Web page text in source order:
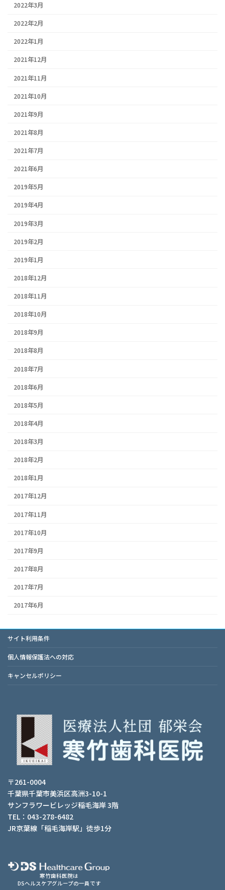
2022年3月
2022年2月
2022年1月
2021年12月
2021年11月
2021年10月
2021年9月
2021年8月
2021年7月
2021年6月
2019年5月
2019年4月
2019年3月
2019年2月
2019年1月
2018年12月
2018年11月
2018年10月
2018年9月
2018年8月
2018年7月
2018年6月
2018年5月
2018年4月
2018年3月
2018年2月
2018年1月
2017年12月
2017年11月
2017年10月
2017年9月
2017年8月
2017年7月
2017年6月
サイト利用条件
個人情報保護法への対応
キャンセルポリシー
〒261-0004
千葉県千葉市美浜区高洲3-10-1
サンフラワービレッジ稲毛海岸 3階
TEL：043-278-6482
JR京葉線「稲毛海岸駅」徒歩1分
寒竹歯科医院は
DSヘルスケアグループの一員です